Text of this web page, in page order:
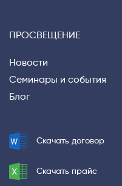
ПРОСВЕЩЕНИЕ
Новости
Семинары и события
Блог
Скачать договор
Скачать прайс